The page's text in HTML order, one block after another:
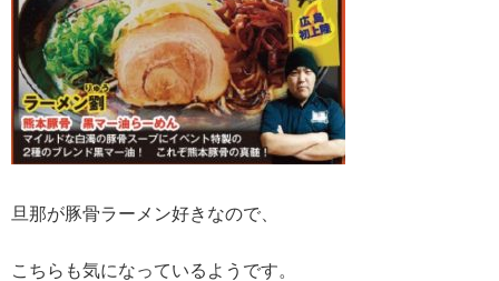
旦那が豚骨ラーメン好きなので、
こちらも気になっているようです。